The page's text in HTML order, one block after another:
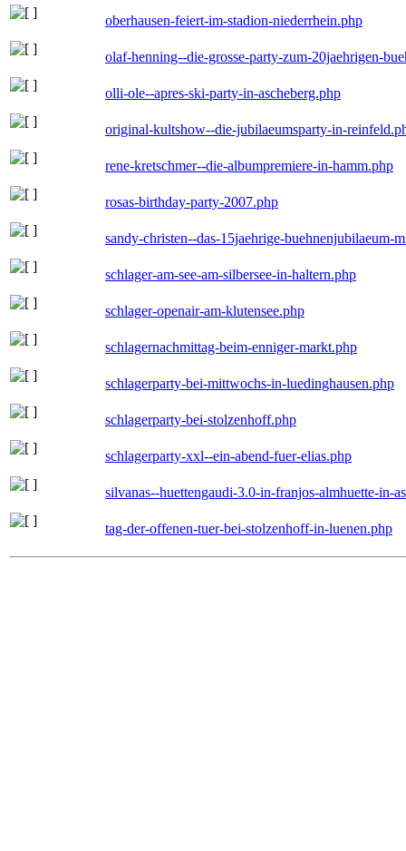
oberhausen-feiert-im-stadion-niederrhein.php
olaf-henning--die-grosse-party-zum-20jaehrigen-
olli-ole--apres-ski-party-in-ascheberg.php
original-kultshow--die-jubilaeumsparty-in-
rene-kretschmer--die-albumpremiere-in-hamm.php
rosas-birthday-party-2007.php
sandy-christen--das-15jaehrige-buehnenjubilaeum-
schlager-am-see-am-silbersee-in-haltern.php
schlager-openair-am-klutensee.php
schlagernachmittag-beim-enniger-markt.php
schlagerparty-bei-mittwochs-in-luedinghausen.php
schlagerparty-bei-stolzenhoff.php
schlagerparty-xxl--ein-abend-fuer-elias.php
silvanas--huettengaudi-3.0-in-franjos-almhuette-in-
tag-der-offenen-tuer-bei-stolzenhoff-in-luenen.php